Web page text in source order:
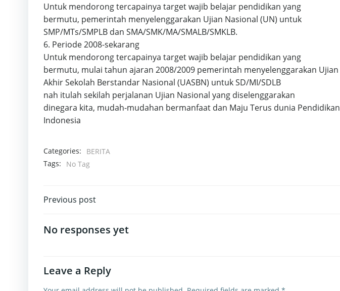
Untuk mendorong tercapainya target wajib belajar pendidikan yang
bermutu, pemerintah menyelenggarakan Ujian Nasional (UN) untuk
SMP/MTs/SMPLB dan SMA/SMK/MA/SMALB/SMKLB.
6. Periode 2008-sekarang
Untuk mendorong tercapainya target wajib belajar pendidikan yang
bermutu, mulai tahun ajaran 2008/2009 pemerintah menyelenggarakan Ujian
Akhir Sekolah Berstandar Nasional (UASBN) untuk SD/MI/SDLB
nah itulah sekilah perjalanan Ujian Nasional yang diselenggarakan
dinegara kita, mudah-mudahan bermanfaat dan Maju Terus dunia Pendidikan
Indonesia
Categories:
BERITA
Tags:
No Tag
Post
navigation
Previous post
No responses yet
Leave a Reply